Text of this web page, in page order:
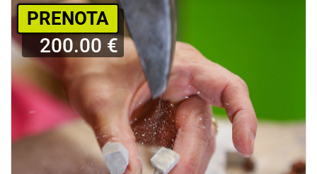
PRENOTA
200.00 €